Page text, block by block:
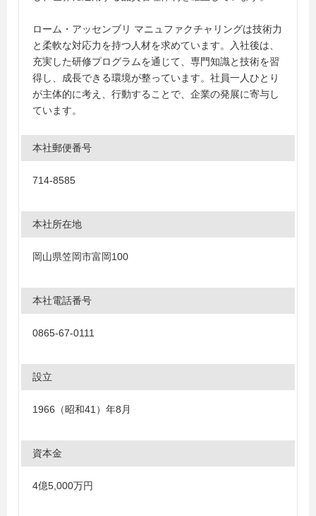
ローム・アッセンブリ マニュファクチャリングは技術力
と柔軟な対応力を持つ人材を求めています。入社後は、
充実した研修プログラムを通じて、専門知識と技術を習
得し、成長できる環境が整っています。社員一人ひとり
が主体的に考え、行動することで、企業の発展に寄与し
ています。
本社郵便番号
714-8585
本社所在地
岡山県笠岡市富岡100
本社電話番号
0865-67-0111
設立
1966（昭和41）年8月
資本金
4億5,000万円